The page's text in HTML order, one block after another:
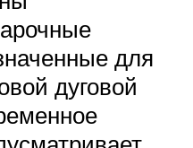
для
дуговой